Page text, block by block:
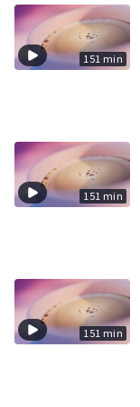
151 min
151 min
151 min